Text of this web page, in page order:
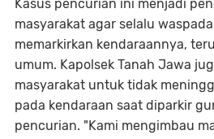
Kasus pencurian ini menjadi
masyarakat agar selalu
memarkirkan kendaraannya,
umum. Kapolsek Tanah Jawa
masyarakat untuk tidak
pada kendaraan saat diparkir
pencurian. "Kami mengimbau